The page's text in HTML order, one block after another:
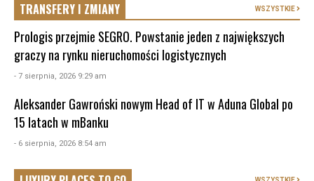
TRANSFERY I ZMIANY WSZYSTKIE
Prologis przejmie SEGRO. Powstanie jeden z największych
graczy na rynku nieruchomości logistycznych
- 7 sierpnia, 2026 9:29 am
Aleksander Gawroński nowym Head of IT w Aduna Global po
15 latach w mBanku
- 6 sierpnia, 2026 8:54 am